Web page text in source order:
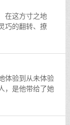
之地
巧的翻转、撩
急促，她已经
到从未体验
，是他带给了她
她的美眸有了